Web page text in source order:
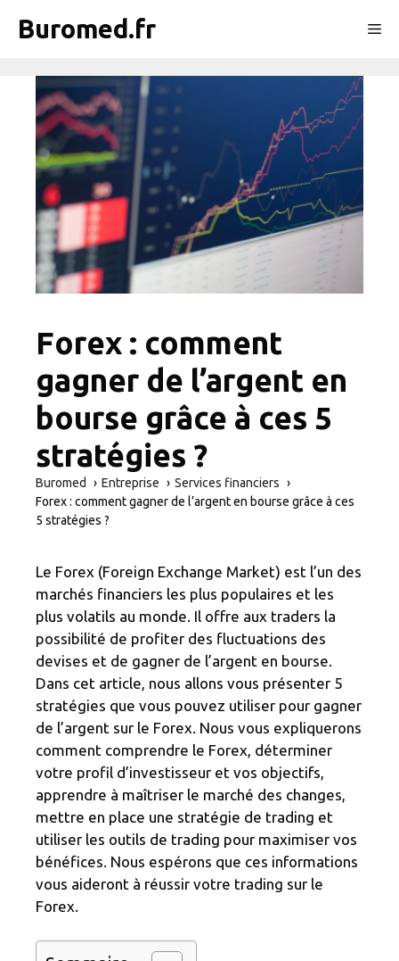
Buromed.fr
Forex : comment
gagner de l’argent en
bourse grâce à ces 5
stratégies ?
Buromed Entreprise
Services financiers
Forex : comment gagner de l’argent en bourse grâce à ces
5 stratégies ?
Le Forex (Foreign Exchange Market) est l’un des
marchés financiers les plus populaires et les
plus volatils au monde. Il offre aux traders la
possibilité de profiter des fluctuations des
devises et de gagner de l’argent en bourse.
Dans cet article, nous allons vous présenter 5
stratégies que vous pouvez utiliser pour gagner
de l’argent sur le Forex. Nous vous expliquerons
comment comprendre le Forex, déterminer
votre profil d’investisseur et vos objectifs,
apprendre à maîtriser le marché des changes,
mettre en place une stratégie de trading et
utiliser les outils de trading pour maximiser vos
bénéfices. Nous espérons que ces informations
vous aideront à réussir votre trading sur le
Forex.